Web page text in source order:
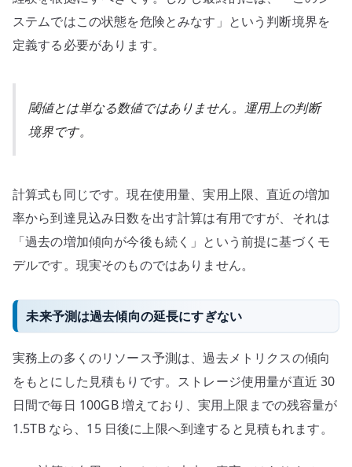
ステムではこの状態を危険とみなす」という判断境界を
定義する必要があります。
閾値とは単なる数値ではありません。運用上の判断
境界です。
計算式も同じです。現在使用量、実用上限、直近の増加
率から到達見込み日数を出す計算は有用ですが、それは
「過去の増加傾向が今後も続く」という前提に基づくモ
デルです。現実そのものではありません。
未来予測は過去傾向の延長にすぎない
実務上の多くのリソース予測は、過去メトリクスの傾向
をもとにした見積もりです。ストレージ使用量が直近 30
日間で毎日 100GB 増えており、実用上限までの残容量が
1.5TB なら、15 日後に上限へ到達すると見積もれます。